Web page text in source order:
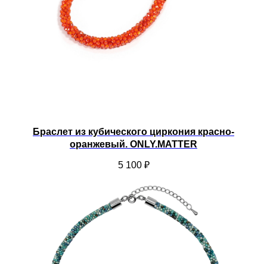
Браслет из кубического циркония красно-
оранжевый. ONLY.MATTER
5 100 ₽